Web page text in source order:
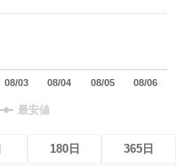
最安値
08/03 08/04 08/05 08/06
180日 365日